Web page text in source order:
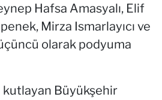
Hafsa Amasyalı, Elif
Mirza Ismarlayıcı ve
olarak podyuma
kutlayan Büyükşehir